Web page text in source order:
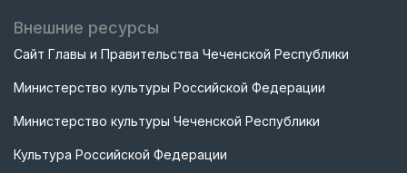
Внешние ресурсы
Сайт Главы и Правительства Чеченской Республики
Министерство культуры Российской Федерации
Министерство культуры Чеченской Республики
Культура Российской Федерации